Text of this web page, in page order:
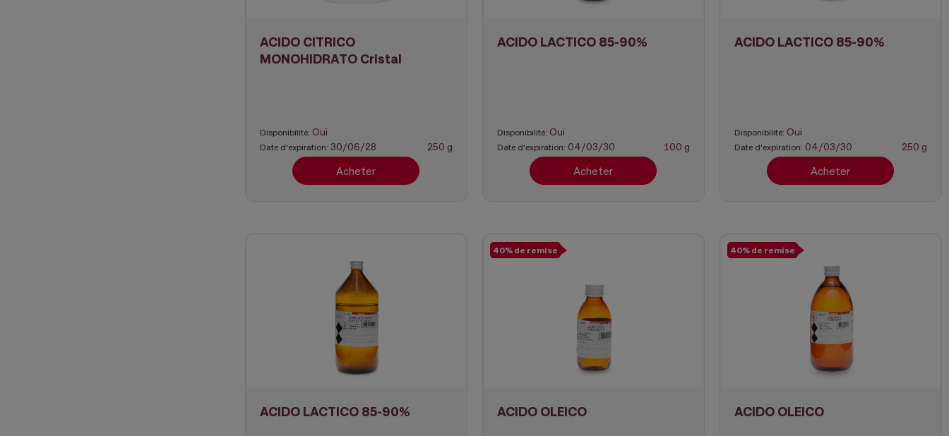
ACIDO CITRICO
MONOHIDRATO Cristal
Disponibilité: Oui
Date d'expiration: 30/06/28 250 g
Acheter
ACIDO LACTICO 85-90%
Disponibilité: Oui
Date d'expiration: 04/03/30 100 g
Acheter
ACIDO LACTICO 85-90%
Disponibilité: Oui
Date d'expiration: 04/03/30 250 g
Acheter
ACIDO LACTICO 85-90%
40% de remise
ACIDO OLEICO
40% de remise
ACIDO OLEICO